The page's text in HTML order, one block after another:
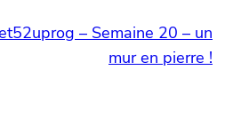
– Semaine 20 – un
mur en pierre !